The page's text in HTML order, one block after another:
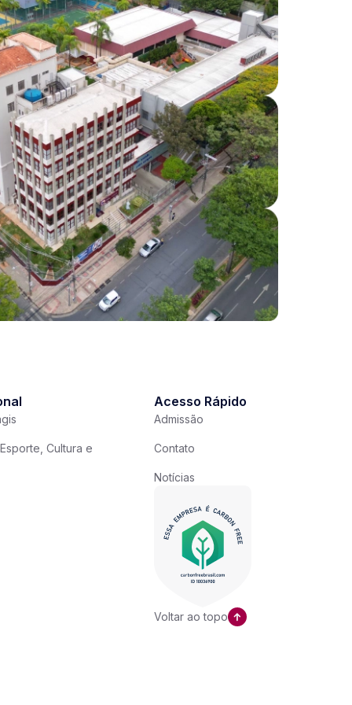
Cultura e
Acesso Rápido
Admissão
Contato
Notícias
Voltar ao topo